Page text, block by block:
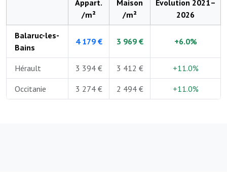
Appart.
/m²
Maison
/m²
Évolution 2021–
2026
Balaruc-les-
Bains
4 179 € 3 969 € +6.0%
Hérault 3 394 € 3 412 € +11.0%
Occitanie 3 274 € 2 494 € +11.0%